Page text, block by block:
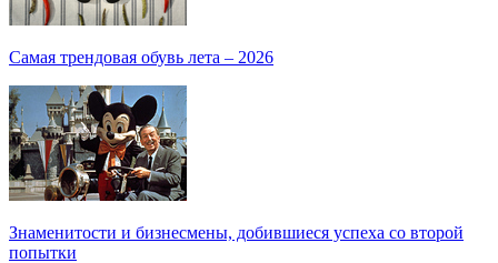
Самая трендовая обувь лета – 2026
Знаменитости и бизнесмены, добившиеся успеха со второй
попытки